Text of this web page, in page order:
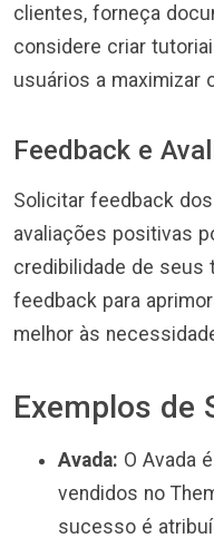
clientes, forneça
considere criar
usuários a maximizar
Feedback e
Solicitar feedback
avaliações positivas
credibilidade de seus
feedback para
melhor às
Exemplos de
Avada: O Avada
vendidos no
sucesso é